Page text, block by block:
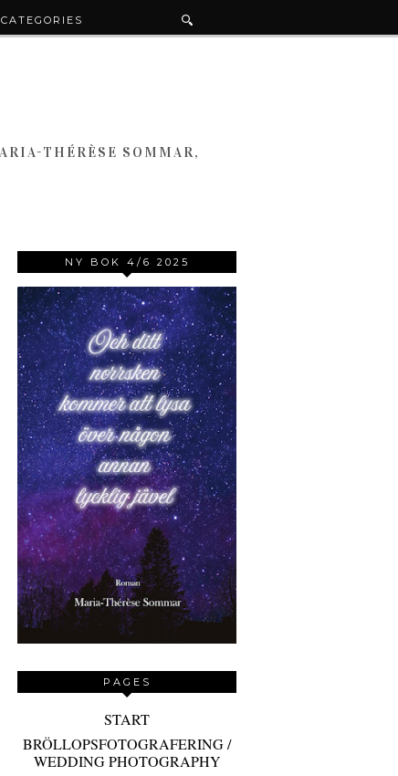
THÉRÈSE SOMMAR,
NY BOK 4/6 2025
PAGES
START
BRÖLLOPSFOTOGRAFERING /
WEDDING PHOTOGRAPHY
CATEGORIES